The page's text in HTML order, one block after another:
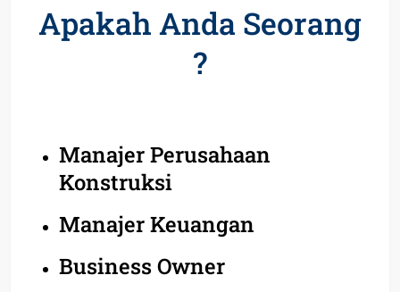
Apakah Anda Seorang
?
Manajer Perusahaan
Konstruksi
Manajer Keuangan
Business Owner